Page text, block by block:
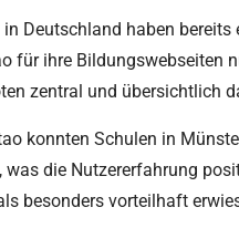
Deutschland haben
für ihre Bildungswebseiten
zentral und übersichtlich
konnten Schulen in
die Nutzererfahrung
besonders vorteilhaft